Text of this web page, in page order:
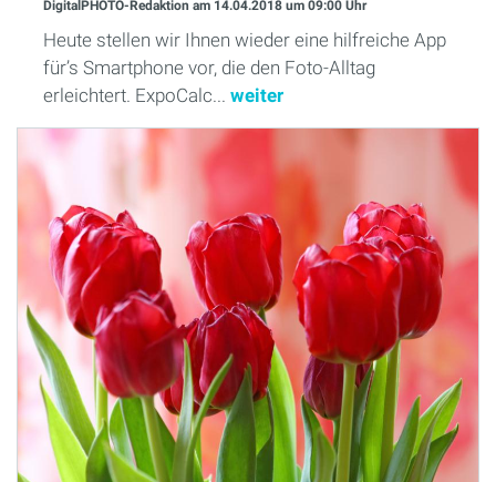
DigitalPHOTO-Redaktion am 14.04.2018 um 09:00 Uhr
Heute stellen wir Ihnen wieder eine hilfreiche App
für’s Smartphone vor, die den Foto-Alltag
erleichtert. ExpoCalc... weiter